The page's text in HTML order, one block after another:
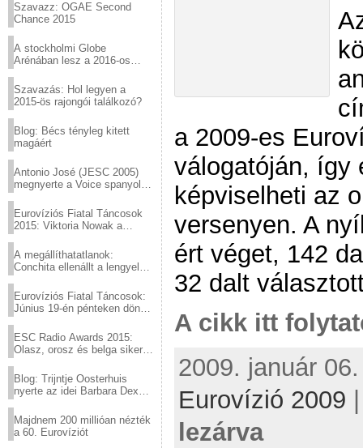
Szavazz: OGAE Second
Chance 2015
A stockholmi Globe
Arénában lesz a 2016-os
Szavazás: Hol legyen a
2015-ös rajongói találkozó?
Blog: Bécs tényleg kitett
magáért
Antonio José (JESC 2005)
megnyerte a Voice spanyol
Eurovíziós Fiatal Táncosok
2015: Viktoria Nowak a
A megállíthatatlanok:
Conchita ellenállt a lengyel
Eurovíziós Fiatal Táncosok:
Június 19-én pénteken döntő
ESC Radio Awards 2015:
Olasz, orosz és belga siker,
Blog: Trijntje Oosterhuis
nyerte az idei Barbara Dex
Majdnem 200 millióan nézték
a 60. Eurovíziót
a 2009-es
válogatóján, így
képviselheti az
versenyen. A
ért véget, 142
32 dalt
A cikk itt
2009. január
Eurovízió 2009
lezárva